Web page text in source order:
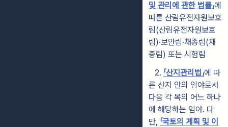
및 관리에 관한 법률」에
따른 산림유전자원보호
림(산림유전자원보호
림)·보안림·채종림(채
종림) 또는 시험림
2. 「산지관리법」에 따
른 산지 안의 임야로서
다음 각 목의 어느 하나
에 해당하는 임야. 다
만, 「국토의 계획 및 이